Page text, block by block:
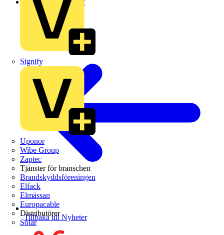
Signify
Uponor
Wibe Group
Zaptec
Tjänster för branschen
Brandskyddsföreningen
Elfack
Elmässan
Europacable
Distributörer
Solar
Tillbaka till Nyheter